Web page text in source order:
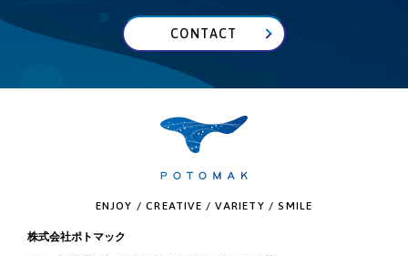
CONTACT
ENJOY / CREATIVE / VARIETY / SMILE
株式会社ポトマック